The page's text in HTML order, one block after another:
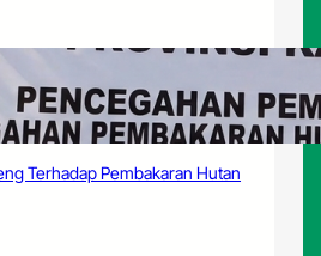
t
Terhadap Pembakaran Hutan